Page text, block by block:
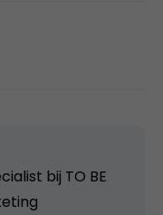
bij TO BE